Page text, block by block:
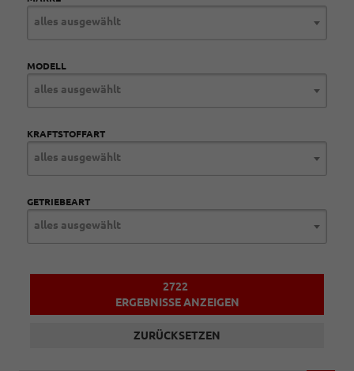
alles ausgewählt
MODELL
alles ausgewählt
KRAFTSTOFFART
alles ausgewählt
GETRIEBEART
alles ausgewählt
2722
ERGEBNISSE ANZEIGEN
ZURÜCKSETZEN